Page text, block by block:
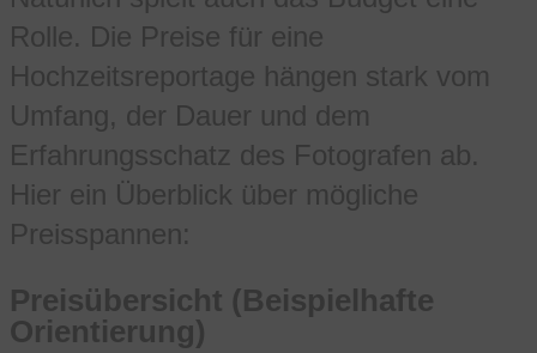
Rolle. Die Preise für eine
Hochzeitsreportage hängen stark vom
Umfang, der Dauer und dem
Erfahrungsschatz des Fotografen ab.
Hier ein Überblick über mögliche
Preisspannen:
Preisübersicht (Beispielhafte
Orientierung)